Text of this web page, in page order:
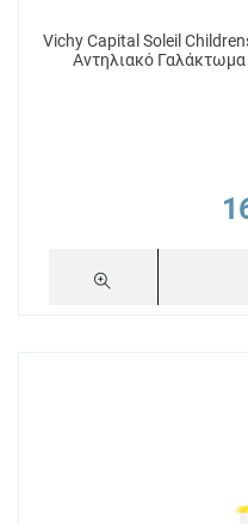
Vichy Capital Soleil
Αντηλιακό